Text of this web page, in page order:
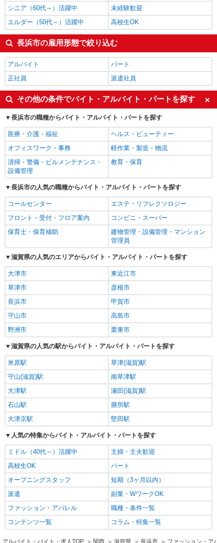
シニア（60代～）活躍中
未経験歓迎
エルダー（50代～）活躍中
高校生OK
長浜市の雇用形態で絞り込む
アルバイト
パート
正社員
派遣社員
その他の条件でバイト・アルバイト・パートを探す
長浜市の職種からバイト・アルバイト・パートを探す
医療・介護・福祉
ヘルス・ビューティー
オフィスワーク・事務
軽作業・製造・物流
清掃・警備・ビルメンテナンス・
設備管理
教育・保育
長浜市の人気の職種からバイト・アルバイト・パートを探す
コールセンター
エステ・リフレクソロジー
フロント・受付・フロア案内
コンビニ・スーパー
保育士・保育補助
建物管理・設備管理・マンション
管理員
滋賀県の人気のエリアからバイト・アルバイト・パートを探す
大津市
東近江市
草津市
彦根市
長浜市
甲賀市
守山市
高島市
野洲市
栗東市
滋賀県の人気の駅からバイト・アルバイト・パートを探す
米原駅
草津(滋賀)駅
守山(滋賀)駅
南草津駅
大津駅
瀬田(滋賀)駅
石山駅
膳所駅
大津京駅
堅田駅
人気の特集からバイト・アルバイト・パートを探す
ミドル（40代～）活躍中
主婦・主夫歓迎
高校生OK
パート
オープニングスタッフ
短期（3ヶ月以内）
派遣
副業・WワークOK
ファッション・アパレル
職種・条件一覧
コンテンツ一覧
コラム・特集一覧
アルバイト・バイト・求人TOP 関西 滋賀県 長浜市 ファッション・ア